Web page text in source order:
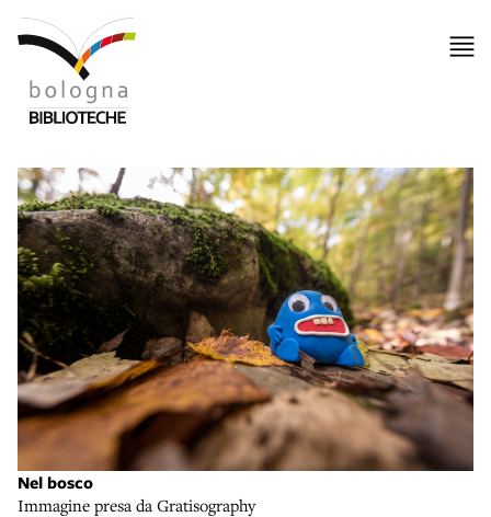
Nel bosco
Immagine presa da Gratisography